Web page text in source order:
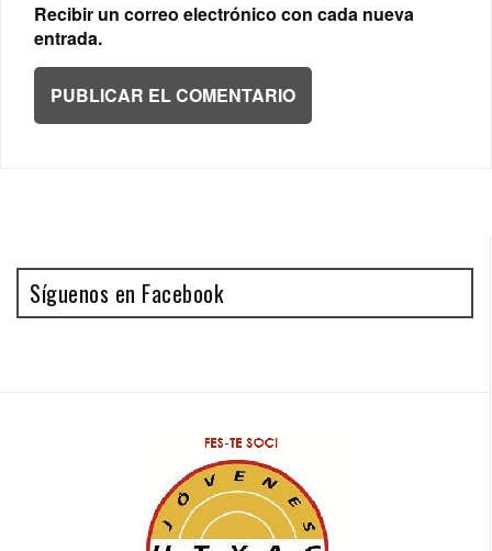
Recibir un correo electrónico con cada nueva
entrada.
Síguenos en Facebook